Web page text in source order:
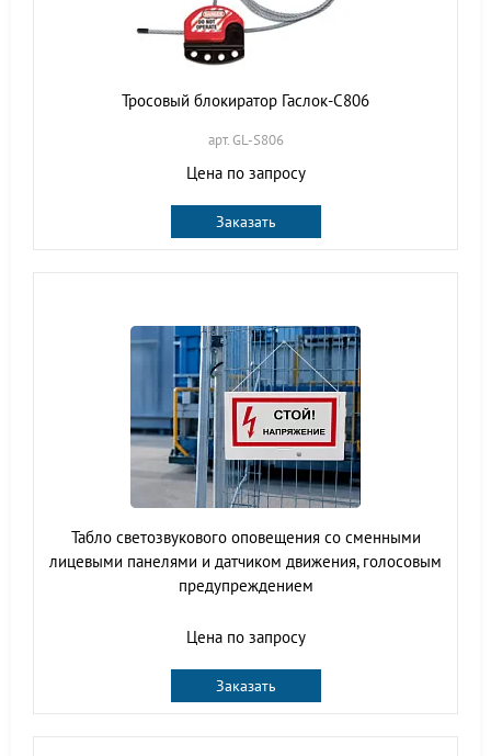
Тросовый блокиратор Гаслок-С806
арт. GL-S806
Цена по запросу
Заказать
Табло светозвукового оповещения со сменными
лицевыми панелями и датчиком движения, голосовым
предупреждением
Цена по запросу
Заказать